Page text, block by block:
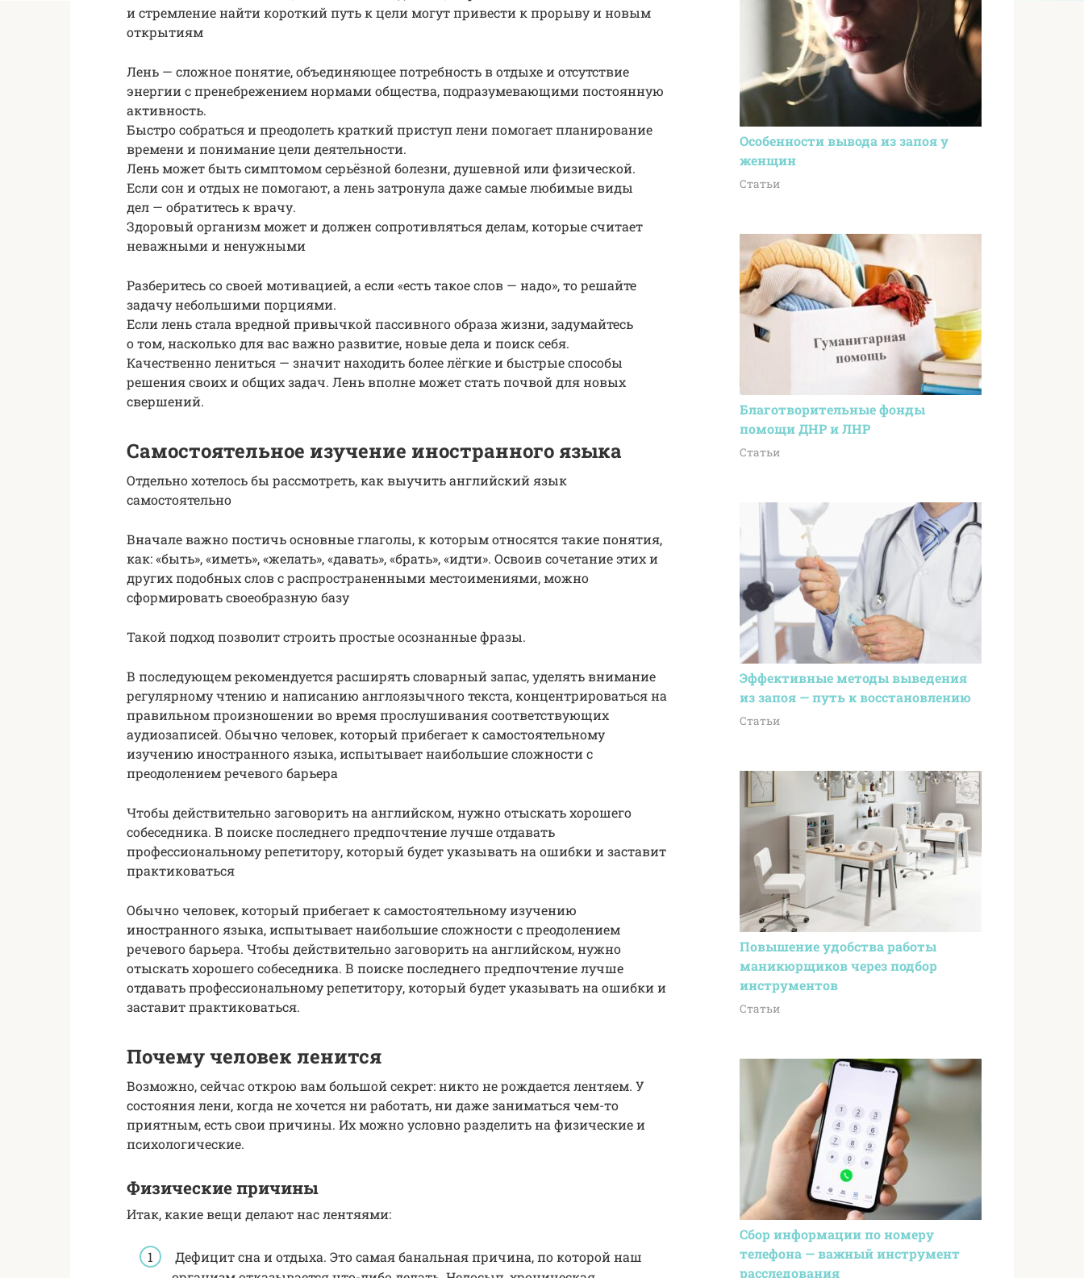
и стремление найти короткий путь к цели могут привести к прорыву и новым
открытиям
Лень — сложное понятие, объединяющее потребность в отдыхе и отсутствие
энергии с пренебрежением нормами общества, подразумевающими постоянную
активность.
Быстро собраться и преодолеть краткий приступ лени помогает планирование
времени и понимание цели деятельности.
Лень может быть симптомом серьёзной болезни, душевной или физической.
Если сон и отдых не помогают, а лень затронула даже самые любимые виды
дел — обратитесь к врачу.
Здоровый организм может и должен сопротивляться делам, которые считает
неважными и ненужными
Разберитесь со своей мотивацией, а если «есть такое слов — надо», то решайте
задачу небольшими порциями.
Если лень стала вредной привычкой пассивного образа жизни, задумайтесь
о том, насколько для вас важно развитие, новые дела и поиск себя.
Качественно лениться — значит находить более лёгкие и быстрые способы
решения своих и общих задач. Лень вполне может стать почвой для новых
свершений.
Самостоятельное изучение иностранного языка
Отдельно хотелось бы рассмотреть, как выучить английский язык
самостоятельно
Вначале важно постичь основные глаголы, к которым относятся такие понятия,
как: «быть», «иметь», «желать», «давать», «брать», «идти». Освоив сочетание этих и
других подобных слов с распространенными местоимениями, можно
сформировать своеобразную базу
Такой подход позволит строить простые осознанные фразы.
В последующем рекомендуется расширять словарный запас, уделять внимание
регулярному чтению и написанию англоязычного текста, концентрироваться на
правильном произношении во время прослушивания соответствующих
аудиозаписей. Обычно человек, который прибегает к самостоятельному
изучению иностранного языка, испытывает наибольшие сложности с
преодолением речевого барьера
Чтобы действительно заговорить на английском, нужно отыскать хорошего
собеседника. В поиске последнего предпочтение лучше отдавать
профессиональному репетитору, который будет указывать на ошибки и заставит
практиковаться
Обычно человек, который прибегает к самостоятельному изучению
иностранного языка, испытывает наибольшие сложности с преодолением
речевого барьера. Чтобы действительно заговорить на английском, нужно
отыскать хорошего собеседника. В поиске последнего предпочтение лучше
отдавать профессиональному репетитору, который будет указывать на ошибки и
заставит практиковаться.
Почему человек ленится
Возможно, сейчас открою вам большой секрет: никто не рождается лентяем. У
состояния лени, когда не хочется ни работать, ни даже заниматься чем-то
приятным, есть свои причины. Их можно условно разделить на физические и
психологические.
Физические причины
Итак, какие вещи делают нас лентяями:
Дефицит сна и отдыха. Это самая банальная причина, по которой наш
Особенности вывода из запоя у
женщин
Статьи
Благотворительные фонды
помощи ДНР и ЛНР
Статьи
Эффективные методы выведения
из запоя — путь к восстановлению
Статьи
Повышение удобства работы
маникюрщиков через подбор
инструментов
Статьи
Сбор информации по номеру
телефона — важный инструмент
расследования